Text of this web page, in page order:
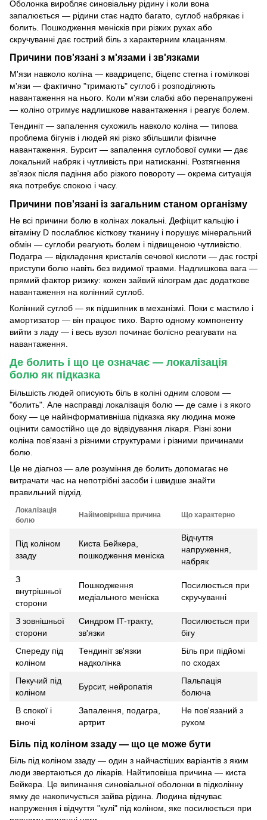
Оболонка виробляє синовіальну рідину і коли вона
запалюється — рідини стає надто багато, суглоб набрякає і
болить. Пошкодження менісків при різких рухах або
скручуванні дає гострий біль з характерним клацанням.
Причини пов'язані з м'язами і зв'язками
М'язи навколо коліна — квадрицепс, біцепс стегна і гомілкові
м'язи — фактично "тримають" суглоб і розподіляють
навантаження на нього. Коли м'язи слабкі або перенапружені
— коліно отримує надлишкове навантаження і реагує болем.
Тендиніт — запалення сухожиль навколо коліна — типова
проблема бігунів і людей які різко збільшили фізичне
навантаження. Бурсит — запалення суглобової сумки — дає
локальний набряк і чутливість при натисканні. Розтягнення
зв'язок після падіння або різкого повороту — окрема ситуація
яка потребує спокою і часу.
Причини пов'язані із загальним станом організму
Не всі причини болю в колінах локальні. Дефіцит кальцію і
вітаміну D послаблює кісткову тканину і порушує мінеральний
обмін — суглоби реагують болем і підвищеною чутливістю.
Подагра — відкладення кристалів сечової кислоти — дає гострі
приступи болю навіть без видимої травми. Надлишкова вага —
прямий фактор ризику: кожен зайвий кілограм дає додаткове
навантаження на колінний суглоб.
Колінний суглоб — як підшипник в механізмі. Поки є мастило і
амортизатор — він працює тихо. Варто одному компоненту
вийти з ладу — і весь вузол починає болісно реагувати на
навантаження.
Де болить і що це означає — локалізація
болю як підказка
Більшість людей описують біль в коліні одним словом —
"болить". Але насправді локалізація болю — де саме і з якого
боку — це найінформативніша підказка яку людина може
оцінити самостійно ще до відвідування лікаря. Різні зони
коліна пов'язані з різними структурами і різними причинами
болю.
Це не діагноз — але розуміння де болить допомагає не
витрачати час на непотрібні засоби і швидше знайти
правильний підхід.
Локалізація
болю
Найімовірніша причина Що характерно
Під коліном
ззаду
Киста Бейкера,
пошкодження меніска
Відчуття
напруження,
набряк
З
внутрішньої
сторони
Пошкодження
медіального меніска
Посилюється при
скручуванні
З зовнішньої
сторони
Синдром IT-тракту,
зв'язки
Посилюється при
бігу
Спереду під
коліном
Тендиніт зв'язки
надколінка
Біль при підйомі
по сходах
Пекучий під
коліном
Бурсит, нейропатія
Пальпація
болюча
В спокої і
вночі
Запалення, подагра,
артрит
Не пов'язаний з
рухом
Біль під коліном ззаду — що це може бути
Біль під коліном ззаду — один з найчастіших варіантів з яким
люди звертаються до лікарів. Найтиповіша причина — киста
Бейкера. Це випинання синовіальної оболонки в підколінну
ямку де накопичується зайва рідина. Людина відчуває
напруження і відчуття "кулі" під коліном, яке посилюється при